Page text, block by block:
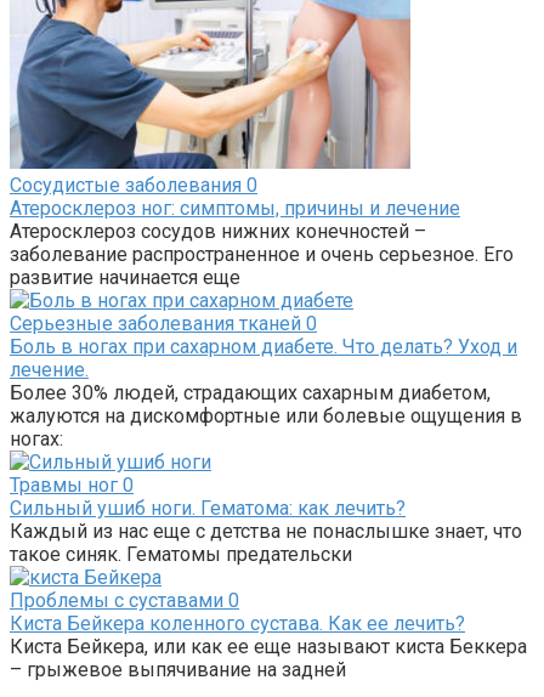
Сосудистые заболевания 0
Атеросклероз ног: симптомы, причины и лечение
Атеросклероз сосудов нижних конечностей –
заболевание распространенное и очень серьезное. Его
развитие начинается еще
Серьезные заболевания тканей 0
Боль в ногах при сахарном диабете. Что делать? Уход и
лечение.
Более 30% людей, страдающих сахарным диабетом,
жалуются на дискомфортные или болевые ощущения в
ногах:
Травмы ног 0
Сильный ушиб ноги. Гематома: как лечить?
Каждый из нас еще с детства не понаслышке знает, что
такое синяк. Гематомы предательски
Проблемы с суставами 0
Киста Бейкера коленного сустава. Как ее лечить?
Киста Бейкера, или как ее еще называют киста Беккера
– грыжевое выпячивание на задней